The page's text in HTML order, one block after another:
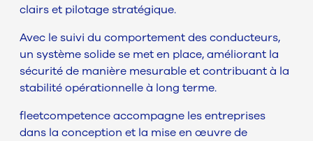
clairs et pilotage stratégique.
Avec le suivi du comportement des conducteurs,
un système solide se met en place, améliorant la
sécurité de manière mesurable et contribuant à la
stabilité opérationnelle à long terme.
fleetcompetence accompagne les entreprises
dans la conception et la mise en œuvre de